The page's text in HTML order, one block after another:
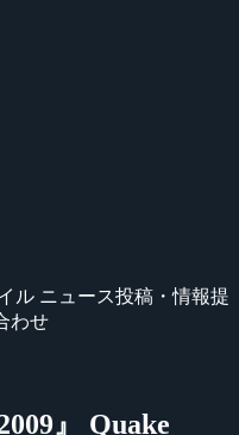
ル ニュース投稿・情報提
わせ
』 Quake